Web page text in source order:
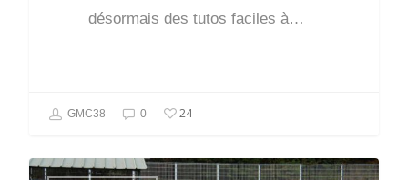
désormais des tutos faciles à…
GMC38 0 24